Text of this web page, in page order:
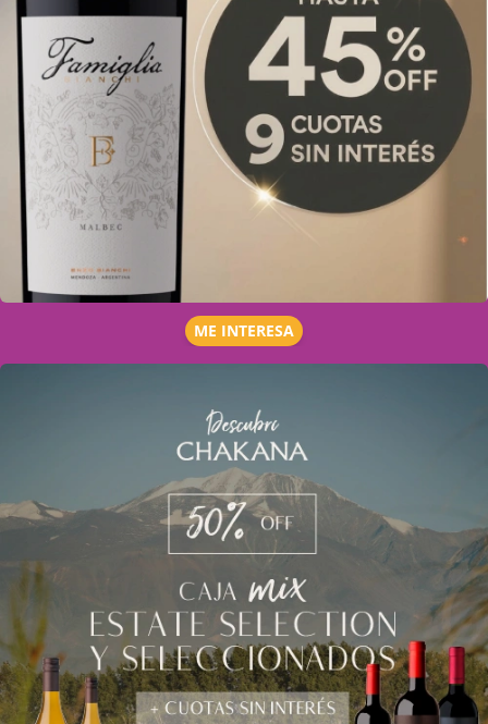
ME INTERESA